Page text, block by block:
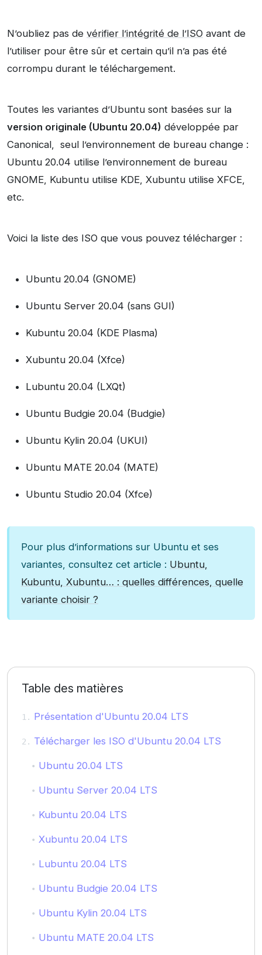
N’oubliez pas de vérifier l’intégrité de l’ISO avant de
l’utiliser pour être sûr et certain qu’il n’a pas été
corrompu durant le téléchargement.
Toutes les variantes d’Ubuntu sont basées sur la
version originale (Ubuntu 20.04) développée par
Canonical, seul l’environnement de bureau change :
Ubuntu 20.04 utilise l’environnement de bureau
GNOME, Kubuntu utilise KDE, Xubuntu utilise XFCE,
etc.
Voici la liste des ISO que vous pouvez télécharger :
Ubuntu 20.04 (GNOME)
Ubuntu Server 20.04 (sans GUI)
Kubuntu 20.04 (KDE Plasma)
Xubuntu 20.04 (Xfce)
Lubuntu 20.04 (LXQt)
Ubuntu Budgie 20.04 (Budgie)
Ubuntu Kylin 20.04 (UKUI)
Ubuntu MATE 20.04 (MATE)
Ubuntu Studio 20.04 (Xfce)
Pour plus d’informations sur Ubuntu et ses
variantes, consultez cet article : Ubuntu,
Kubuntu, Xubuntu… : quelles différences, quelle
variante choisir ?
Table des matières
Présentation d'Ubuntu 20.04 LTS
Télécharger les ISO d'Ubuntu 20.04 LTS
Ubuntu 20.04 LTS
Ubuntu Server 20.04 LTS
Kubuntu 20.04 LTS
Xubuntu 20.04 LTS
Lubuntu 20.04 LTS
Ubuntu Budgie 20.04 LTS
Ubuntu Kylin 20.04 LTS
Ubuntu MATE 20.04 LTS